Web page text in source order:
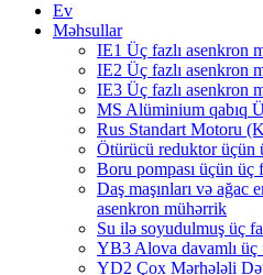
Ev
Məhsullar
IE1 Üç fazlı asenkron
IE2 Üç fazlı asenkron
IE3 Üç fazlı asenkron
MS Alüminium qabıq
Rus Standart Motoru
Ötürücü reduktor üçün
Boru pompası üçün üç
Daş maşınları və ağac
asenkron mühərrik
Su ilə soyudulmuş üç
YB3 Alova davamlı üç
YD2 Çox Mərhələli